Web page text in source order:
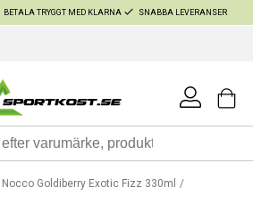
BETALA TRYGGT MED KLARNA SNABBA LEVERANSER
Nocco Goldiberry Exotic Fizz 330ml